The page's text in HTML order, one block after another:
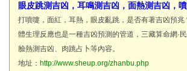
眼皮跳測吉凶，耳鳴測吉凶，面熱測吉凶，
打噴嚏，面紅，耳熱，眼皮亂跳，是否有著吉凶預
體生理反應也是一種吉凶預測的管道，三藏算命網·
臉熱測吉凶、肉跳占卜等內容。
地址： http://www.sheup.org/zhanbu.php